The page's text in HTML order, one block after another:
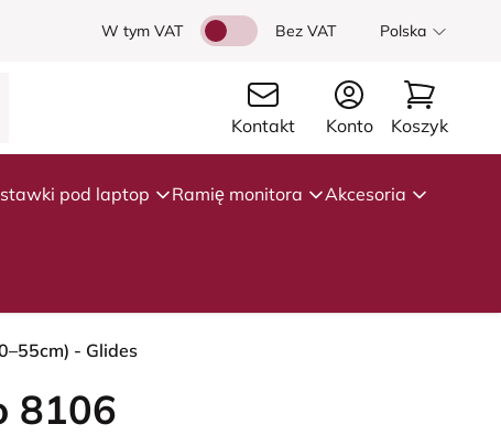
W tym VAT Bez VAT Polska
Kontakt Konto Koszyk
pod laptop Ramię monitora Akcesoria
- Glides
8106